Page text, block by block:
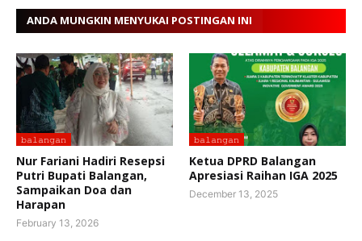
ANDA MUNGKIN MENYUKAI POSTINGAN INI
𝚋𝚊𝚕𝚊𝚗𝚐𝚊𝚗
Nur Fariani Hadiri Resepsi
Putri Bupati Balangan,
Sampaikan Doa dan
Harapan
February 13, 2026
𝚋𝚊𝚕𝚊𝚗𝚐𝚊𝚗
Ketua DPRD Balangan
Apresiasi Raihan IGA 2025
December 13, 2025